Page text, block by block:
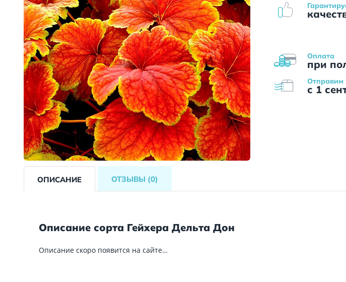
Оплата
при
Отправим
с 1
ОПИСАНИЕ ОТЗЫВЫ (0)
Описание сорта Гейхера Дельта Дон
Описание скоро появится на сайте…